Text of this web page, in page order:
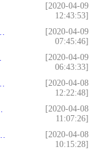
[2020-04-09
12:43:53]
[2020-04-09
07:45:46]
[2020-04-09
06:43:33]
[2020-04-08
12:22:48]
[2020-04-08
11:07:26]
[2020-04-08
10:15:28]